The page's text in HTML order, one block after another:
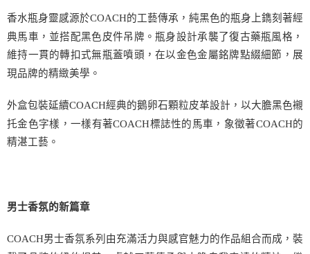
香水瓶身靈感源於COACH的工藝傳承，純黑色的瓶身上鐫刻著經
典馬車，並搭配黑色皮件吊牌。瓶身設計承襲了復古藥瓶風格，
維持一貫的轉扣式無瓶蓋噴頭，在以金色金屬銘牌點綴細節，展
現品牌的精緻美學。
外盒包裝延續COACH經典的鵝卵石顆粒皮革設計，以大膽黑色襯
托金色字樣，一樣有著COACH標誌性的馬車，象徵著COACH的
精湛工藝。
男士香氛的新篇章
COACH男士香氛系列由充滿活力與感官魅力的作品組合而成，裝